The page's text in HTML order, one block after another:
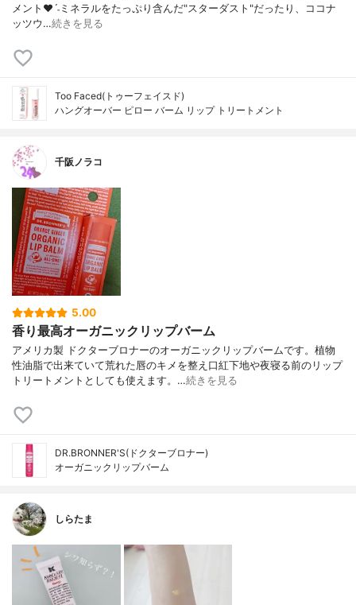
メント❤︎ˊ˗ ミネラルをたっぷり含んだ"スターダスト" だったり、ココナ
ッツウ…続きを見る
Too Faced(トゥーフェイスド)
ハングオーバー ピロー バーム リップ トリートメント
千阪ノラコ
5.00
香り最高オーガニックリップバーム
アメリカ製 ドクターブロナーのオーガニックリップバームです。植物
性油脂で出来ていて荒れた唇のキメを整え口紅下地や夜寝る前のリップ
トリートメントとしても使えます。…続きを見る
DR.BRONNER'S(ドクターブロナー)
オーガニックリップバーム
しらたま